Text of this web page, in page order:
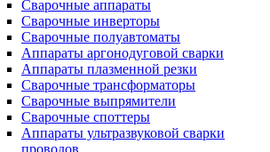
Сварочные аппараты
Сварочные инверторы
Сварочные полуавтоматы
Аппараты аргонодуговой сварки
Аппараты плазменной резки
Сварочные трансформаторы
Сварочные выпрямители
Сварочные споттеры
Аппараты ультразвуковой сварки
проводов